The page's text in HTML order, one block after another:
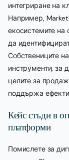
интегриране на
Например,
екосистемите на
да
Собствениците
инструменти, за
целите за
поддържа
Кейс стъди в
платформи
Помислете за